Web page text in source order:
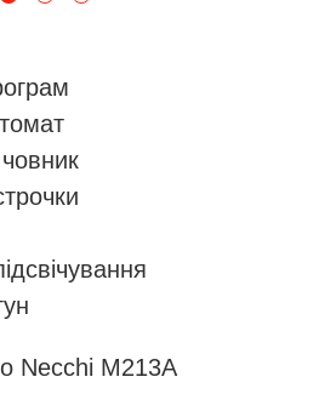
Necchi M213A